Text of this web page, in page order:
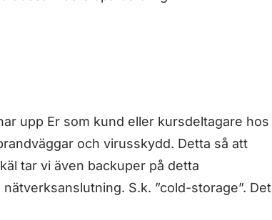
upp Er som kund eller kursdeltagare hos
och virusskydd. Detta så att
tar vi även backuper på detta
S.k. ”cold-storage”. Det